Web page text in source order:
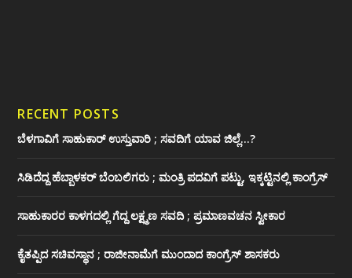
RECENT POSTS
ಬೆಳಗಾವಿಗೆ ಸಾಹುಕಾರ್ ಉಸ್ತುವಾರಿ ; ಸವದಿಗೆ ಯಾವ ಜಿಲ್ಲೆ…?
ಸಿಡಿದೆದ್ದ ಹೆಬ್ಬಾಳಕರ್ ಬೆಂಬಲಿಗರು ; ಮಂತ್ರಿ ಪದವಿಗೆ ‌ಪಟ್ಟು, ಇಕ್ಕಟ್ಟಿನಲ್ಲಿ ಕಾಂಗ್ರೆಸ್
ಸಾಹುಕಾರರ ಕಾಳಗದಲ್ಲಿ ಗೆದ್ದ ಲಕ್ಷ್ಮಣ ಸವದಿ ; ಪ್ರಮಾಣವಚನ ಸ್ವೀಕಾರ
ಕೈತಪ್ಪಿದ ಸಚಿವಸ್ಥಾನ ; ರಾಜೀನಾಮೆಗೆ ಮುಂದಾದ ಕಾಂಗ್ರೆಸ್ ‌ಶಾಸಕರು